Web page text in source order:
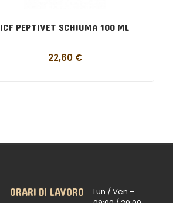
ICF PEPTIVET SCHIUMA 100 ML
22,60 €
ORARI DI LAVORO
Lun / Ven –